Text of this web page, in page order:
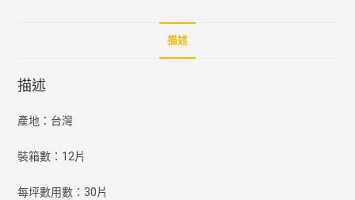
描述
描述
產地：台灣
裝箱數：12片
每坪數用數：30片